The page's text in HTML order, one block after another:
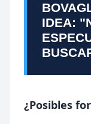
IDEA:
¿Posibles